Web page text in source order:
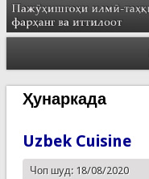
Ҳунаркада
Uzbek Cuisine
Чоп шуд: 18/08/2020